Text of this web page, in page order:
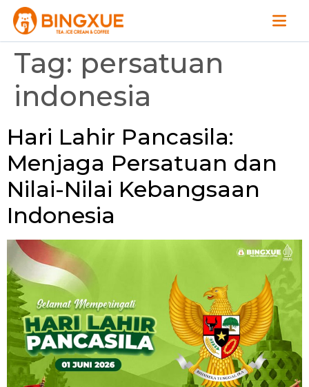
Tag: persatuan
indonesia
Hari Lahir Pancasila:
Menjaga Persatuan dan
Nilai-Nilai Kebangsaan
Indonesia